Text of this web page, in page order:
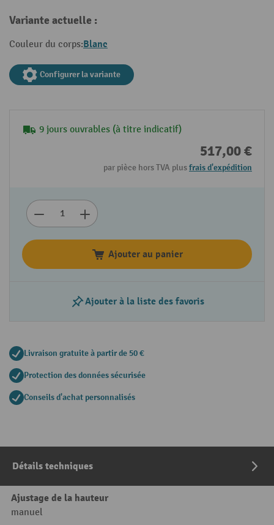
Variante actuelle :
Couleur du corps:Blanc
Configurer la variante
9 jours ouvrables (à titre indicatif)
517,00 €
par pièce hors TVA plusfrais d'expédition
Ajouter au panier
Ajouter à la liste des favoris
Livraison gratuite à partir de 50 €
Protection des données sécurisée
Conseils d'achat personnalisés
Détails techniques
Ajustage de la hauteur
manuel